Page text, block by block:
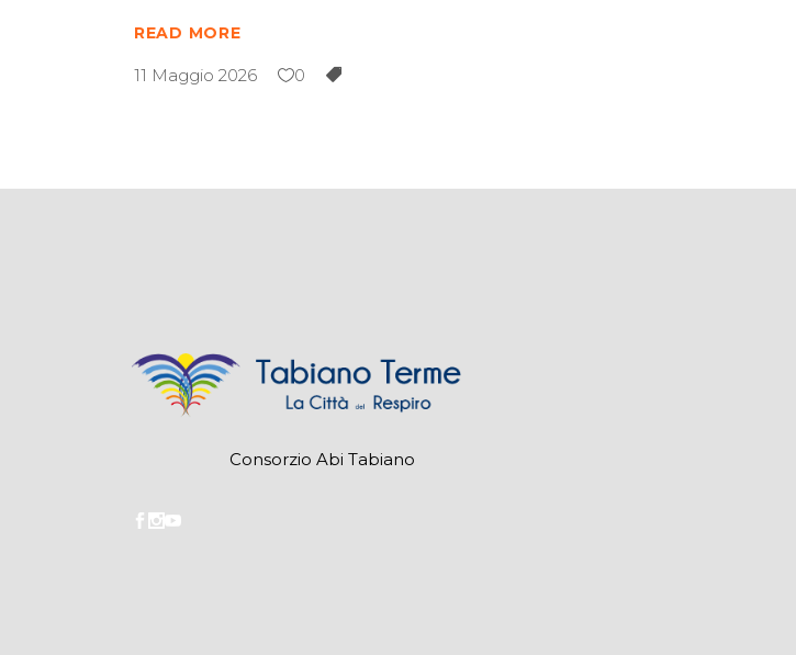
READ MORE
11 Maggio 2026 0
Consorzio Abi Tabiano